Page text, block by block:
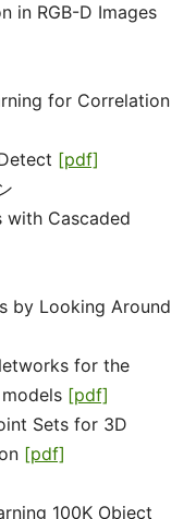
in RGB-D Images
for Correlation
[pdf]
with Cascaded
by Looking Around
for the
[pdf]
Sets for 3D
[pdf]
100K Object